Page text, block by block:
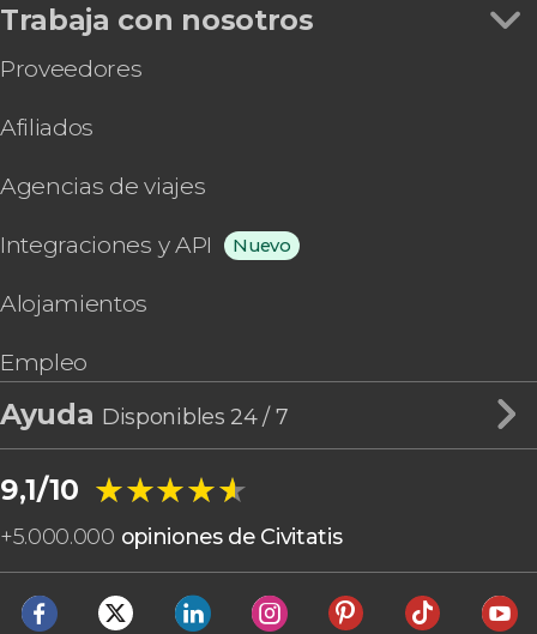
Trabaja con nosotros
Proveedores
Afiliados
Agencias de viajes
Integraciones y API Nuevo
Alojamientos
Empleo
Ayuda Disponibles 24 / 7
9,1/10 ★★★★★
★★★★★
+5.000.000 opiniones de Civitatis